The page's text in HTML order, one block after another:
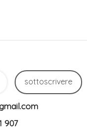
sottoscrivere
907